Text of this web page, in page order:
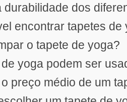
durabilidade dos
encontrar tapetes de
o tapete de yoga?
de yoga podem ser
preço médio de um